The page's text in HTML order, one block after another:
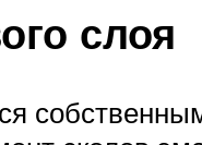
слоя